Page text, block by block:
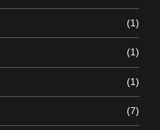
(1)
(1)
(1)
(7)